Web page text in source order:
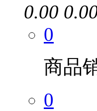
0.00
0
商品
0